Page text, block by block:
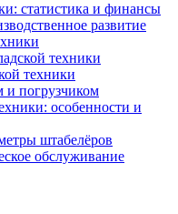
статистика и финансы
развитие
техники
техники
и погрузчиком
особенности и
штабелёров
обслуживание